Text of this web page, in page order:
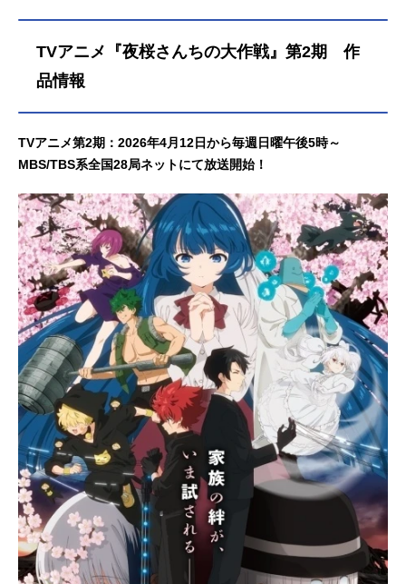
TVアニメ『夜桜さんちの大作戦』第2期 作
品情報
TVアニメ第2期：2026年4月12日から毎週日曜午後5時～
MBS/TBS系全国28局ネットにて放送開始！